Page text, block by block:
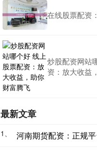
在线股票配资
炒股配资网站
资：放大收益
最新文章
1、 河南期货配资：正规